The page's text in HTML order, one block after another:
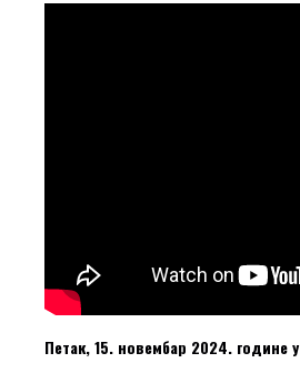
Петак, 15. новембар 2024. године